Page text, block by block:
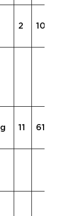
2 10.8g
11 617.1μg